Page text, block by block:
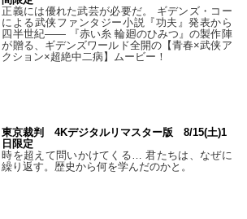
正義には優れた武芸が必要だ。 ギデンズ・コー
による武侠ファンタジー小説『功夫』発表から
四半世紀―― 『赤い糸 輪廻のひみつ』の製作陣
が贈る、ギデンズワールド全開の【青春×武侠ア
クション×超絶中二病】ムービー！
東京裁判 4Kデジタルリマスター版 8/15(土)1
日限定
時を超えて問いかけてくる… 君たちは、なぜに
繰り返す。歴史から何を学んだのかと。